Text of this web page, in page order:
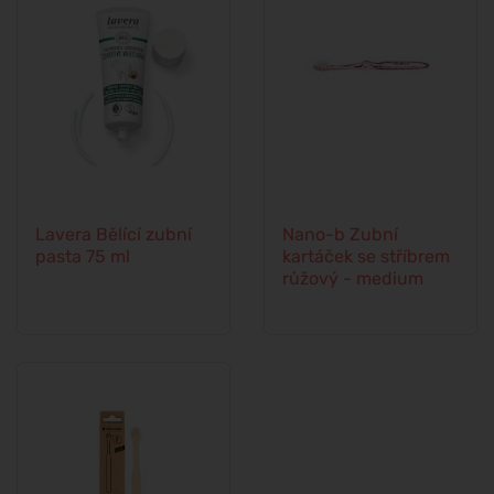
Lavera Bělící zubní
pasta 75 ml
Nano-b Zubní
kartáček se stříbrem
růžový - medium